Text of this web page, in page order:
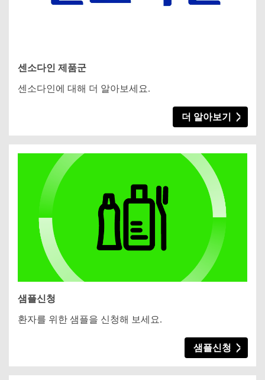
센소다인 제품군
센소다인에 대해 더 알아보세요.
더 알아보기
샘플신청
환자를 위한 샘플을 신청해 보세요.
샘플신청